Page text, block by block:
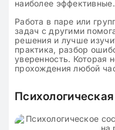
наиболее эффективные.
Работа в паре или
задач с другими
решения и лучше
практика, разбор
уверенность. Которая
прохождения любой